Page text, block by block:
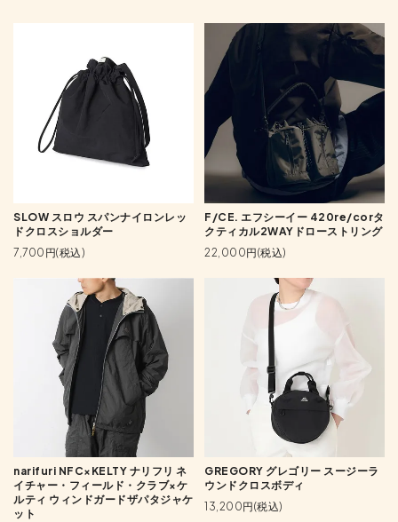
SLOW スロウ スパンナイロンレッ
ドクロスショルダー
7,700円(税込)
F/CE. エフシーイー 420re/corタ
クティカル2WAYドローストリング
22,000円(税込)
narifuri NFC×KELTY ナリフリ ネ
イチャー・フィールド・クラブ×ケ
ルティ ウィンドガードザパタジャケ
ット
GREGORY グレゴリー スージーラ
ウンドクロスボディ
13,200円(税込)